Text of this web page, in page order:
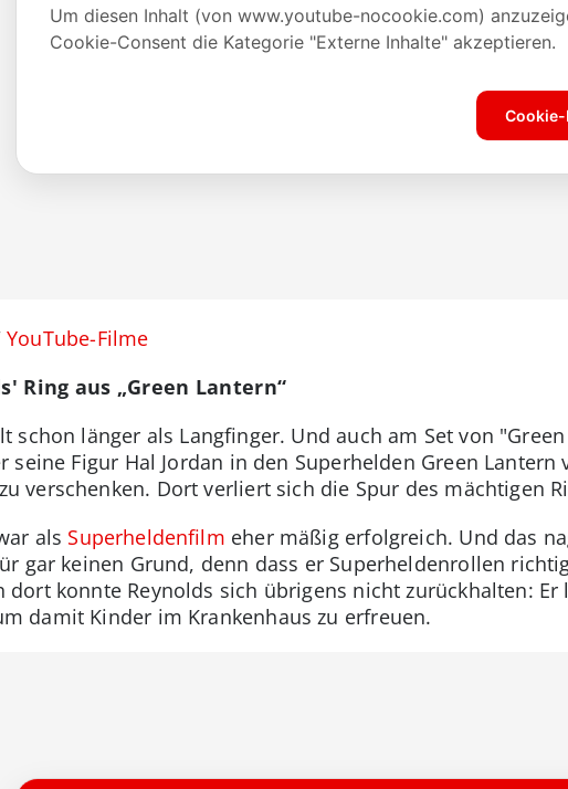
YouTube-Filme
Ring aus „Green Lantern“
schon länger als Langfinger. Und auch am Set von
seine Figur Hal Jordan in den Superhelden Green
verschenken. Dort verliert sich die Spur des mächtigen
als Superheldenfilm eher mäßig erfolgreich. Und das
gar keinen Grund, denn dass er Superheldenrollen
dort konnte Reynolds sich übrigens nicht zurückhalten:
damit Kinder im Krankenhaus zu erfreuen.